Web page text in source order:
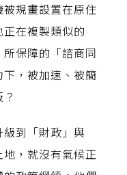
規畫設置在原住
在複製類似的
所保障的「諮商同
，被加速、被簡
到「財政」與
地，就沒有氣候正